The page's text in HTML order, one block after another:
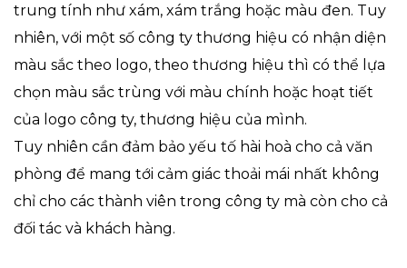
trung tính như xám, xám trắng hoặc màu đen. Tuy
nhiên, với một số công ty thương hiệu có nhận diện
màu sắc theo logo, theo thương hiệu thì có thể lựa
chọn màu sắc trùng với màu chính hoặc hoạt tiết
của logo công ty, thương hiệu của mình.
Tuy nhiên cần đảm bảo yếu tố hài hoà cho cả văn
phòng để mang tới cảm giác thoải mái nhất không
chỉ cho các thành viên trong công ty mà còn cho cả
đối tác và khách hàng.